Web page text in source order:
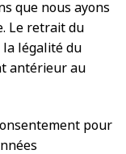
que nous ayons
Le retrait du
la légalité du
antérieur au
pour